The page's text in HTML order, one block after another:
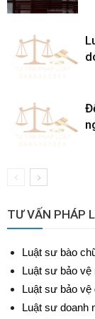
TƯ VẤN PHÁP
Luật sư bào
Luật sư bảo
Luật sư bảo vệ
Luật sư doanh